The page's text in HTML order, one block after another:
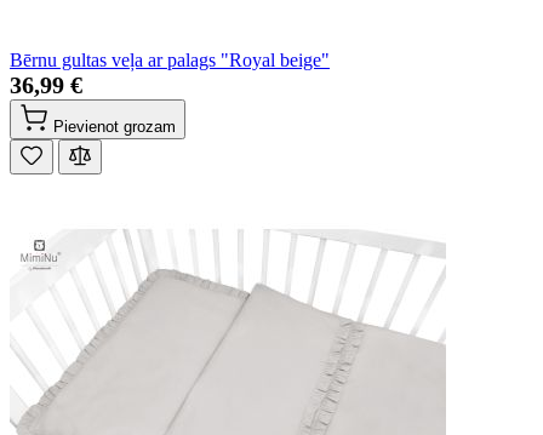
Bērnu gultas veļa ar palags "Royal beige"
36,99 €
Pievienot grozam